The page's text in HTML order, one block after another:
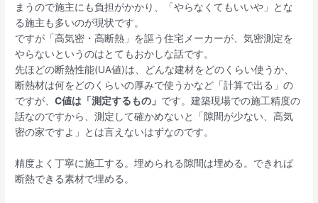
まうので施主にも負担がかかり、「やらなくてもいいや」とな
る施主も多いのが現状です。
ですが「高気密・高断熱」を謳う住宅メーカーが、気密測定を
やらないというのはとてもおかしな話です。
先ほどの断熱性能(UA値)は、どんな建材をどのくらい使うか、
断熱材は何をどのくらいの厚みで使うかなど「計算で出る」の
ですが、C値は「測定するもの」 です。建築現場での施工精度の
話なのですから、測定して確かめないと「隙間が少ない、高気
密の家ですよ」とは言えないはずなのです。
精度よく丁寧に施工する。埋められる隙間は埋める。できれば
断熱できる素材で埋める。